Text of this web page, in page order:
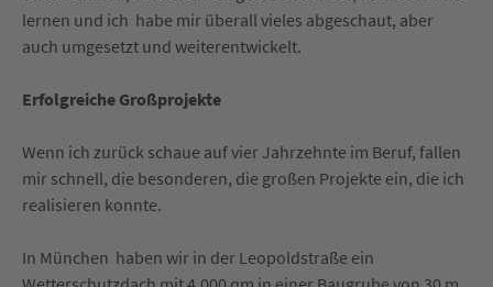
lernen und ich habe mir überall vieles abgeschaut, aber
auch umgesetzt und weiterentwickelt.
Erfolgreiche Großprojekte
Wenn ich zurück schaue auf vier Jahrzehnte im Beruf, fallen
mir schnell, die besonderen, die großen Projekte ein, die ich
realisieren konnte.
In München haben wir in der Leopoldstraße ein